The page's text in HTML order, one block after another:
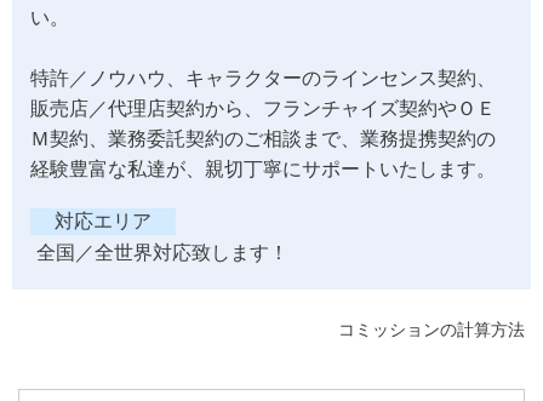
い。
特許／ノウハウ、キャラクターのラインセンス契約、
販売店／代理店契約から、フランチャイズ契約やＯＥ
Ｍ契約、業務委託契約のご相談まで、業務提携契約の
経験豊富な私達が、親切丁寧にサポートいたします。
対応エリア
全国／全世界対応致します！
コミッションの計算方法